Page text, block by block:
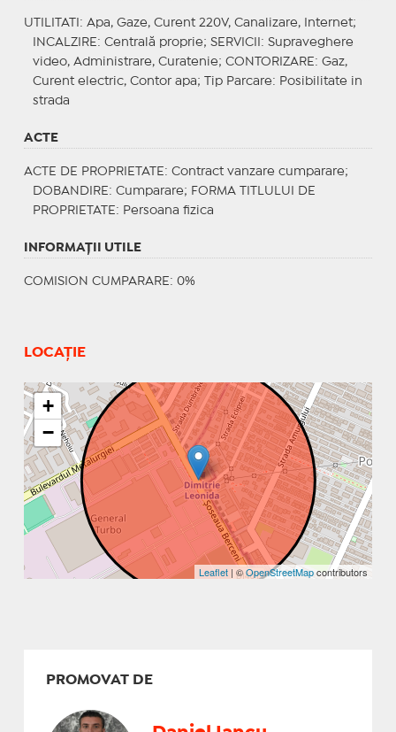
UTILITATI : Apa, Gaze, Curent 220V, Canalizare, Internet;
INCALZIRE : Centrală proprie; SERVICII : Supraveghere
video, Administrare, Curatenie; CONTORIZARE : Gaz,
Curent electric, Contor apa;
Tip Parcare: Posibilitate in
strada
ACTE
ACTE DE PROPRIETATE : Contract vanzare cumparare;
DOBANDIRE : Cumparare; FORMA TITLULUI DE
PROPRIETATE : Persoana fizica
INFORMAŢII UTILE
COMISION CUMPARARE: 0%
LOCAȚIE
+
−
Leaflet | ©OpenStreetMapcontributors
PROMOVAT DE